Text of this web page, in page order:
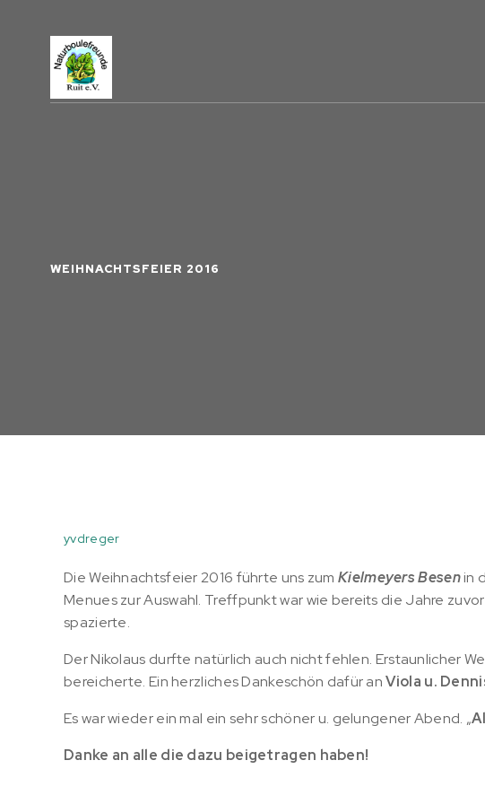
WEIHNACHTSFEIER 2016
yvdreger
Die Weihnachtsfeier 2016 führte uns zum Kielmeyers Besenin
Menues zur Auswahl. Treffpunkt war wie bereits die Jahre
spazierte.
Der Nikolaus durfte natürlich auch nicht fehlen. Erstaunlicher
bereicherte. Ein herzliches Dankeschön dafür anViola u.
Es war wieder ein mal ein sehr schöner u. gelungener Abend. „
Danke an alle die dazu beigetragen haben!